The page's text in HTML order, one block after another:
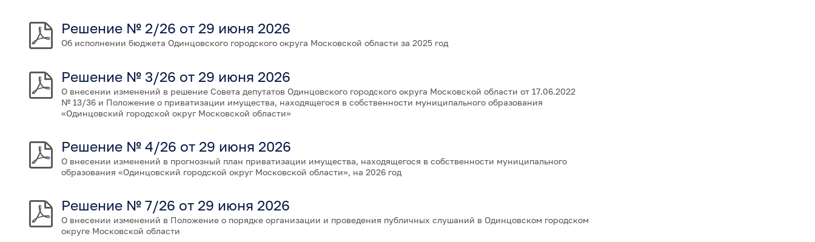
Решение № 2/26 от 29 июня 2026
Об исполнении бюджета Одинцовского городского округа Московской области за 2025 год
Решение № 3/26 от 29 июня 2026
О внесении изменений в решение Совета депутатов Одинцовского городского округа Московской области от 17.06.2022
№ 13/36 и Положение о приватизации имущества, находящегося в собственности муниципального образования
«Одинцовский городской округ Московской области»
Решение № 4/26 от 29 июня 2026
О внесении изменений в прогнозный план приватизации имущества, находящегося в собственности муниципального
образования «Одинцовский городской округ Московской области», на 2026 год
Решение № 7/26 от 29 июня 2026
О внесении изменений в Положение о порядке организации и проведения публичных слушаний в Одинцовском городском
округе Московской области